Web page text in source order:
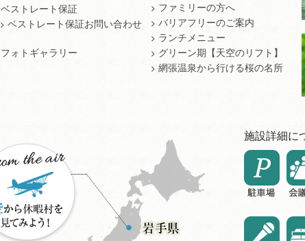
ベストレート保証
ベストレート保証お問い合わせ
フォトギャラリー
ファミリーの方へ
バリアフリーのご案内
ランチメニュー
グリーン期【天空のリフト】
網張温泉から行ける桜の名所
施設詳細に